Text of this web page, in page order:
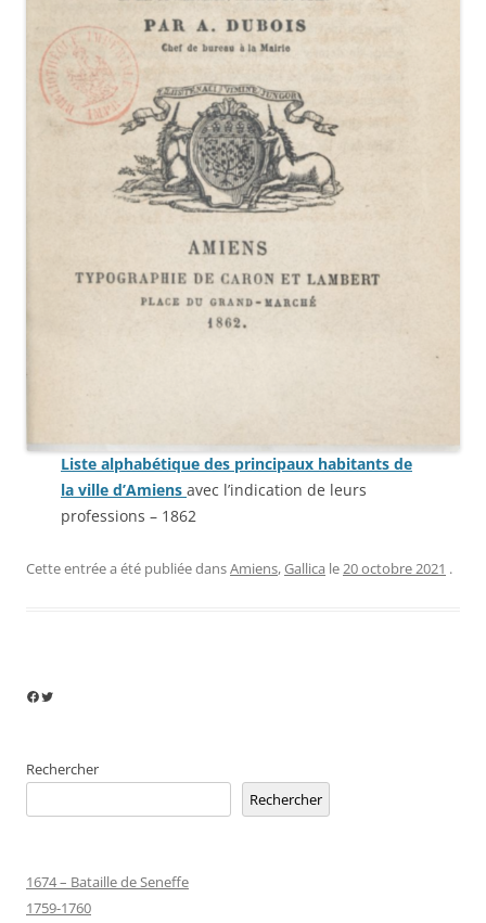
Liste alphabétique des principaux habitants de
la ville d’Amiens avec l’indication de leurs
professions – 1862
Cette entrée a été publiée dansAmiens,Gallica le20 octobre 2021 .
Facebook
Twitter
Rechercher
Rechercher
1674 – Bataille de Seneffe
1759-1760